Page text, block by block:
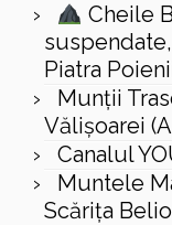
Cheile
Piatra
Munții
Vălișoarei
Canalul
Muntele
Scăriţa